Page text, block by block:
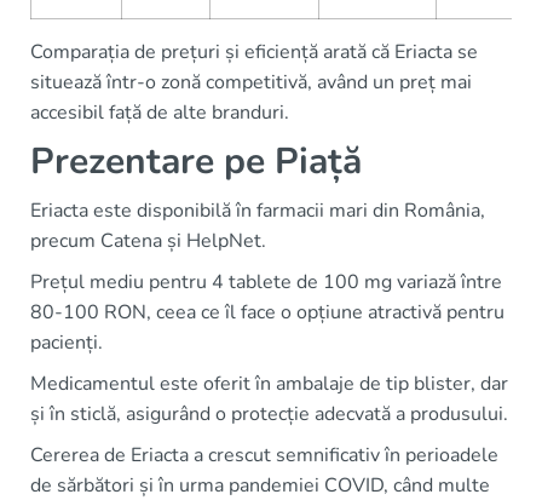
Comparația de prețuri și eficiență arată că Eriacta se
situează într-o zonă competitivă, având un preț mai
accesibil față de alte branduri.
Prezentare pe Piață
Eriacta este disponibilă în farmacii mari din România,
precum Catena și HelpNet.
Prețul mediu pentru 4 tablete de 100 mg variază între
80-100 RON, ceea ce îl face o opțiune atractivă pentru
pacienți.
Medicamentul este oferit în ambalaje de tip blister, dar
și în sticlă, asigurând o protecție adecvată a produsului.
Cererea de Eriacta a crescut semnificativ în perioadele
de sărbători și în urma pandemiei COVID, când multe